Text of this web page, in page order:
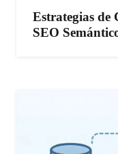
Estrategias de
SEO